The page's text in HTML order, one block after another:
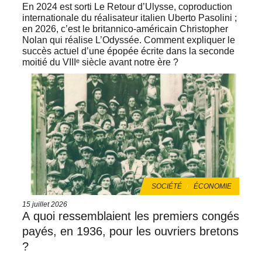
En 2024 est sorti Le Retour d’Ulysse, coproduction
internationale du réalisateur italien Uberto Pasolini ;
en 2026, c’est le britannico-américain Christopher
Nolan qui réalise L’Odyssée. Comment expliquer le
succès actuel d’une épopée écrite dans la seconde
moitié du VIIIᵉ siècle avant notre ère ?
Image
de
vignette
THÈMES
SOCIÉTÉ ÉCONOMIE
Date
de
publication
15 juillet 2026
A quoi ressemblaient les premiers congés
payés, en 1936, pour les ouvriers bretons
?